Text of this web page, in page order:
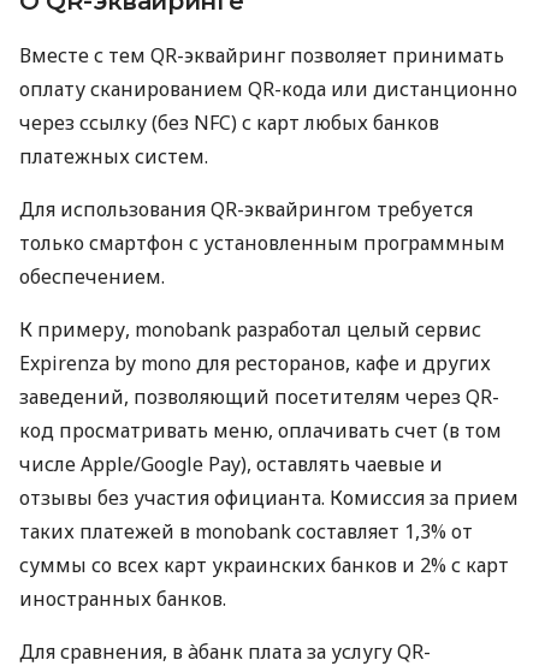
Вместе с тем QR-эквайринг позволяет принимать
оплату сканированием QR-кода или дистанционно
через ссылку (без NFC) с карт любых банков
платежных систем.
Для использования QR-эквайрингом требуется
только смартфон с установленным программным
обеспечением.
К примеру, monobank разработал целый сервис
Expirenza by mono для ресторанов, кафе и других
заведений, позволяющий посетителям через QR-
код просматривать меню, оплачивать счет (в том
числе Apple/Google Pay), оставлять чаевые и
отзывы без участия официанта. Комиссия за прием
таких платежей в monobank составляет 1,3% от
суммы со всех карт украинских банков и 2% с карт
иностранных банков.
Для сравнения, в àбанк плата за услугу QR-